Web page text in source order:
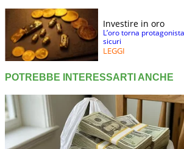
Investire in oro
L’oro torna
sicuri
LEGGI